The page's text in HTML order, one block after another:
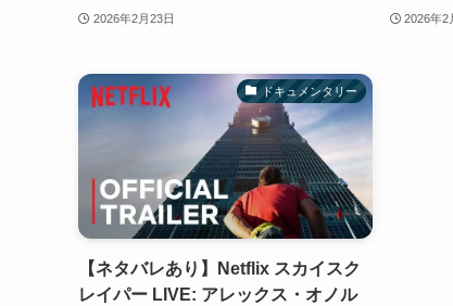
2026年2月23日 2026年2
ドキュメンタリー
【ネタバレあり】Netflix スカイスク
レイパー LIVE: アレックス・オノル